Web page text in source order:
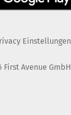
Einstellungen
First Avenue GmbH